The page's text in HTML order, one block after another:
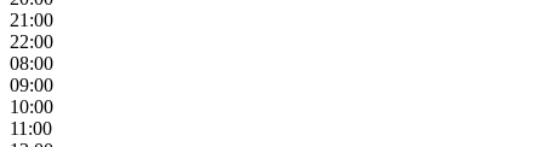
21:00
22:00
08:00
09:00
10:00
11:00